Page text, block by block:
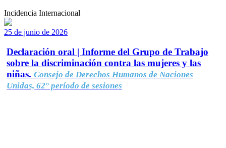
Incidencia Internacional
25 de junio de 2026
Declaración oral | Informe del Grupo de Trabajo
sobre la discriminación contra las mujeres y las
niñas. Consejo de Derechos Humanos de Naciones
Unidas, 62° período de sesiones